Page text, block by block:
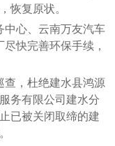
恢复原状。
心、云南万友汽车
快完善环保手续，
，杜绝建水县鸿源
务有限公司建水分
已被关闭取缔的建